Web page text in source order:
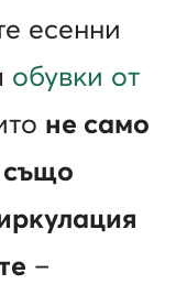
есенни
обувки от
не само
също
–